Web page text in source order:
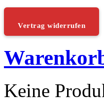
Vertrag widerrufen
Keine